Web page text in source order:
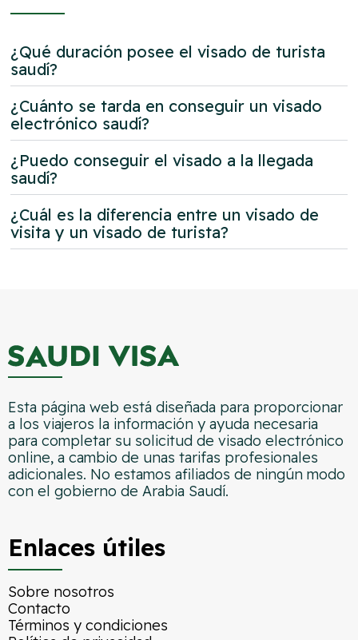
¿Qué duración posee el visado de turista
saudí?
¿Cuánto se tarda en conseguir un visado
electrónico saudí?
¿Puedo conseguir el visado a la llegada
saudí?
¿Cuál es la diferencia entre un visado de
visita y un visado de turista?
Esta página web está diseñada para proporcionar
a los viajeros la información y ayuda necesaria
para completar su solicitud de visado electrónico
online, a cambio de unas tarifas profesionales
adicionales. No estamos afiliados de ningún modo
con el gobierno de Arabia Saudí.
Enlaces útiles
Sobre nosotros
Contacto
Términos y condiciones